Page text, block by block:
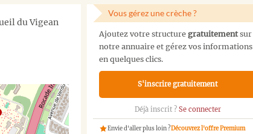
du Vigean
Vous gérez une crèche ?
Ajoutez votre structure gratuitementsur
notre annuaire et gérez vos informations
en quelques clics.
S'inscrire gratuitement
Déjà inscrit ? Se connecter
Envie d'aller plus loin ?Découvrez l'offre Premium